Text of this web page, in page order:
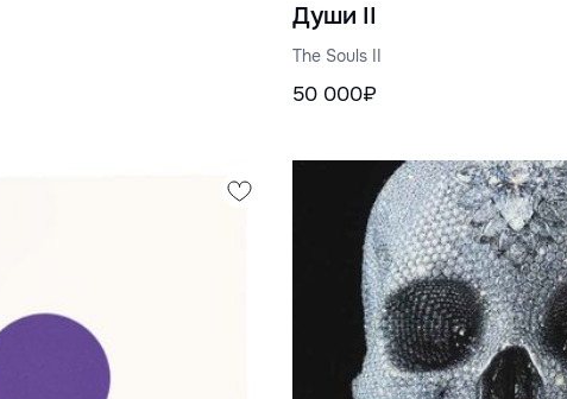
Души II
The Souls II
50 000₽